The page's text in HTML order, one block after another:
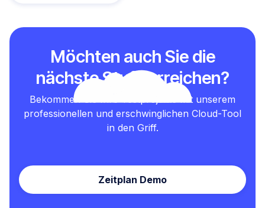
Möchten auch Sie die
nächste Stufe erreichen?
Bekommen Sie Ihre Testprojekte mit unserem
professionellen und erschwinglichen Cloud-Tool
in den Griff.
Zeitplan Demo